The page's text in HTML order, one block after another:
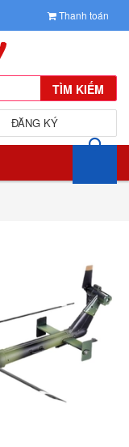
Thanh toán
TÌM KIẾM
ĐĂNG KÝ